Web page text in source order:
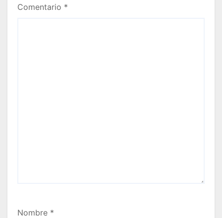
Comentario *
Nombre *